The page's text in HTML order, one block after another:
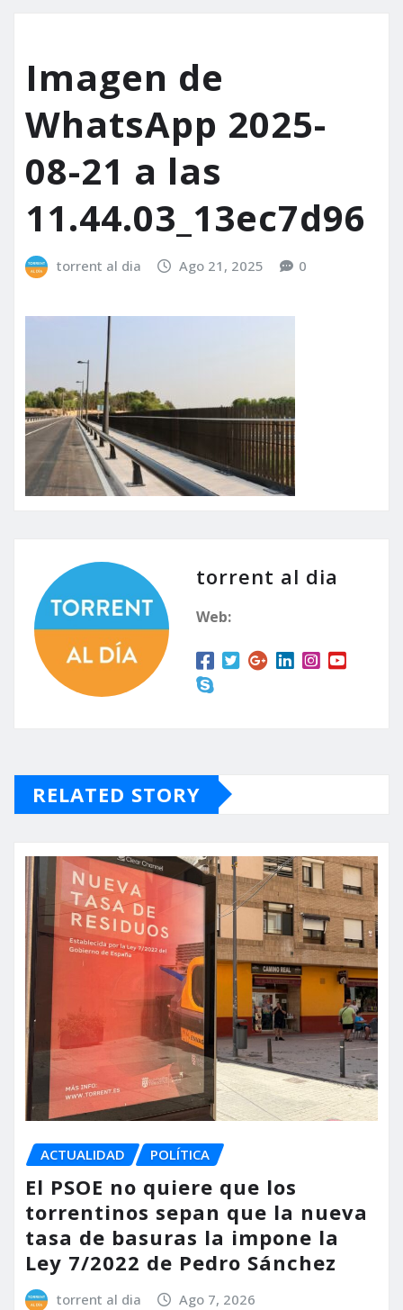
Imagen de
WhatsApp 2025-
08-21 a las
11.44.03_13ec7d96
torrent al dia Ago 21, 2025 0
torrent al dia
Web:
RELATED STORY
ACTUALIDAD POLÍTICA
El PSOE no quiere que los
torrentinos sepan que la nueva
tasa de basuras la impone la
Ley 7/2022 de Pedro Sánchez
torrent al dia Ago 7, 2026